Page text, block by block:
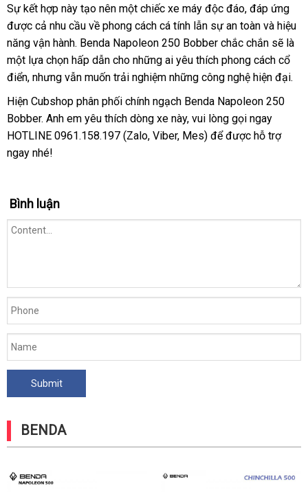
Sự kết hợp này tạo nên một chiếc xe máy độc đáo, đáp ứng
được cả nhu cầu về phong cách cá tính lẫn sự an toàn và hiệu
năng vận hành. Benda Napoleon 250 Bobber chắc chắn sẽ là
một lựa chọn hấp dẫn cho những ai yêu thích phong cách cổ
điển, nhưng vẫn muốn trải nghiệm những công nghệ hiện đại.
Hiện Cubshop phân phối chính ngạch Benda Napoleon 250
Bobber. Anh em yêu thích dòng xe này, vui lòng gọi ngay
HOTLINE 0961.158.197 (Zalo, Viber, Mes) để được hỗ trợ
ngay nhé!
Bình luận
BENDA